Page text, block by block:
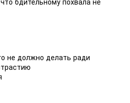
не должно делать ради